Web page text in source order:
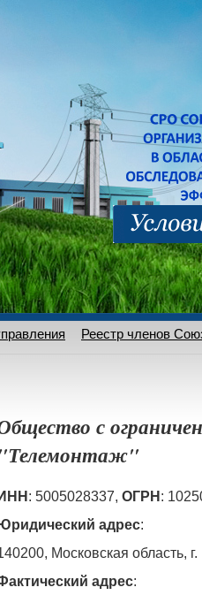
Реестр членов
с
"Телемонтаж"
: 5005028337, ОГРН:
адрес:
Московская область,
адрес: